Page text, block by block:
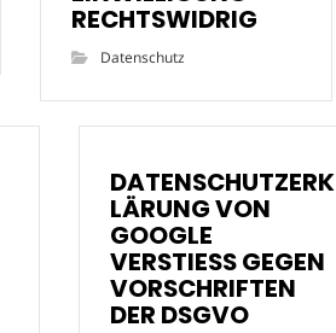
RECHTSWIDRIG
Datenschutz
DATENSCHUTZERK
LÄRUNG VON
GOOGLE
VERSTIESS GEGEN
VORSCHRIFTEN
DER DSGVO